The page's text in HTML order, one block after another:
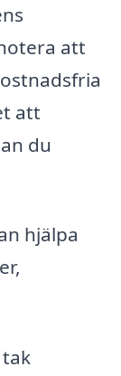
att
att
du
hjälpa